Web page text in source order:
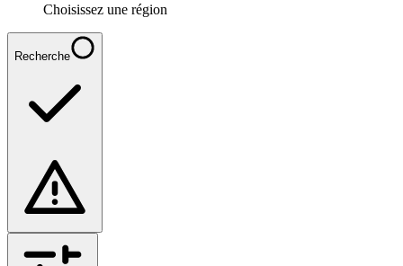
Choisissez une région
Recherche